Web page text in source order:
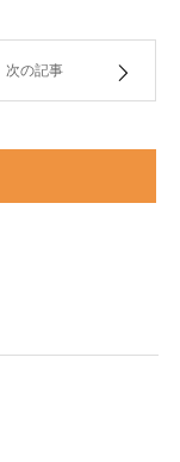
次の記事